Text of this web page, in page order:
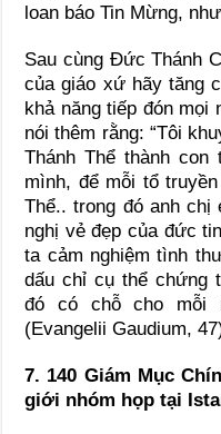
loan báo Tin Mừng,
Sau cùng Đức Thánh
của giáo xứ hãy tăng
khả năng tiếp đón mọi
nói thêm rằng: “Tôi
Thánh Thể thành
mình, để mỗi tổ
Thể.. trong đó anh
nghị vẻ đẹp của đức
ta cảm nghiệm tình
dấu chỉ cụ thể chứng
đó có chỗ cho mỗi
(Evangelii Gaudium,
7. 140 Giám Mục
giới nhóm họp tại